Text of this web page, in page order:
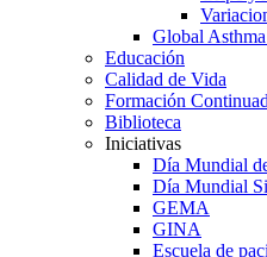
Global
Educación
Calidad de Vida
Formación
Biblioteca
Iniciativas
Día Mundial
Día Mundial
GEMA
GINA
Escuela de